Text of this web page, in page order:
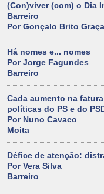
(Con)viver (com) o Dia
Barreiro
Por Gonçalo Brito Graça
Há nomes e... nomes
Por Jorge Fagundes
Barreiro
Cada aumento na
políticas do PS e do
Por Nuno Cavaco
Moita
Défice de atenção:
Por Vera Silva
Barreiro